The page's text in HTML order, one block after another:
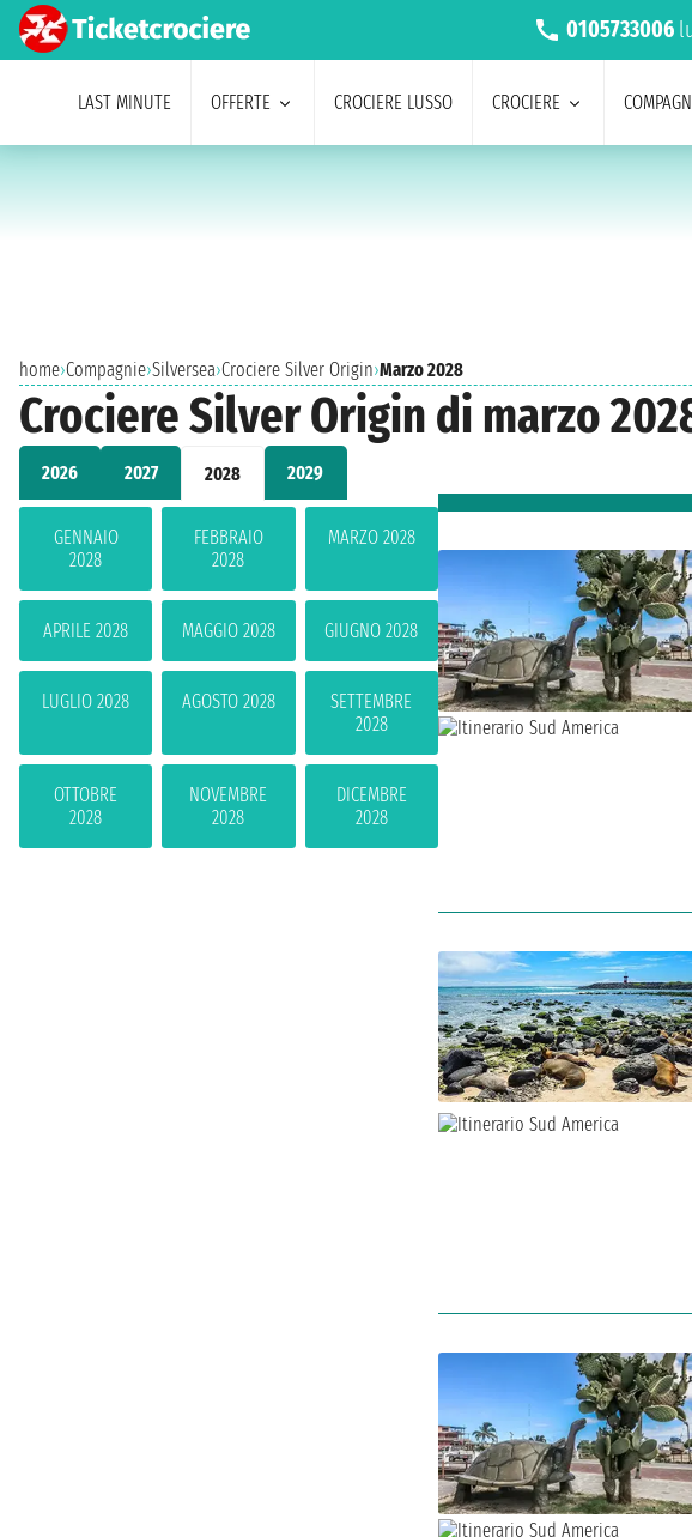
0105733006
LAST MINUTE OFFERTE CROCIERE LUSSO CROCIERE
home›Compagnie›Silversea›Crociere Silver Origin›Marzo 2028
Crociere Silver Origin di marzo
2026 2027 2028 2029
GENNAIO
2028
FEBBRAIO
2028
MARZO 2028
APRILE 2028 MAGGIO 2028 GIUGNO 2028
LUGLIO 2028 AGOSTO 2028
SETTEMBRE
2028
OTTOBRE
2028
NOVEMBRE
2028
DICEMBRE
2028